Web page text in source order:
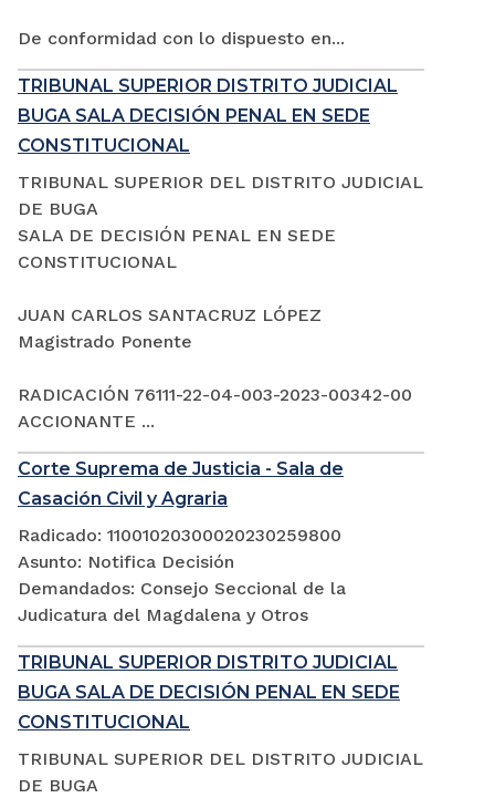
De conformidad con lo dispuesto en...
TRIBUNAL SUPERIOR DISTRITO JUDICIAL
BUGA SALA DECISIÓN PENAL EN SEDE
CONSTITUCIONAL
TRIBUNAL SUPERIOR DEL DISTRITO JUDICIAL
DE BUGA
SALA DE DECISIÓN PENAL EN SEDE
CONSTITUCIONAL
JUAN CARLOS SANTACRUZ LÓPEZ
Magistrado Ponente
RADICACIÓN 76111-22-04-003-2023-00342-00
ACCIONANTE ...
Corte Suprema de Justicia - Sala de
Casación Civil y Agraria
Radicado: 11001020300020230259800
Asunto: Notifica Decisión
Demandados: Consejo Seccional de la
Judicatura del Magdalena y Otros
TRIBUNAL SUPERIOR DISTRITO JUDICIAL
BUGA SALA DE DECISIÓN PENAL EN SEDE
CONSTITUCIONAL
TRIBUNAL SUPERIOR DEL DISTRITO JUDICIAL
DE BUGA